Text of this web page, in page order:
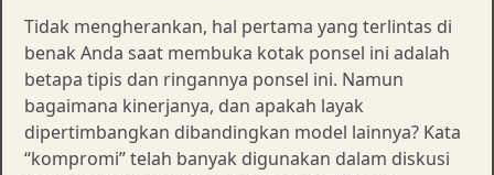
Tidak mengherankan, hal pertama yang terlintas di
benak Anda saat membuka kotak ponsel ini adalah
betapa tipis dan ringannya ponsel ini. Namun
bagaimana kinerjanya, dan apakah layak
dipertimbangkan dibandingkan model lainnya? Kata
“kompromi” telah banyak digunakan dalam diskusi